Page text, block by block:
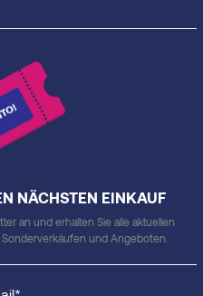
NÄCHSTEN EINKAUF
an und erhalten Sie alle aktuellen
und Angeboten.